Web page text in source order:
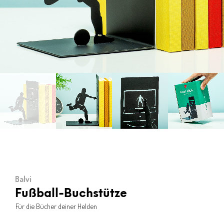
Balvi
Fußball-Buchstütze
Für die Bücher deiner Helden